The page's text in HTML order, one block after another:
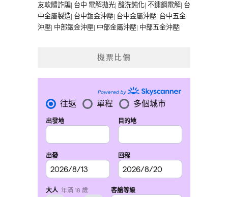
友軟體詐騙| 台中 電解拋光| 酸洗鈍化| 不鏽鋼電解| 台
中金屬製造| 台中鈑金沖壓| 台中金屬沖壓| 台中五金
沖壓| 中部鈑金沖壓| 中部金屬沖壓| 中部五金沖壓|
機票比價